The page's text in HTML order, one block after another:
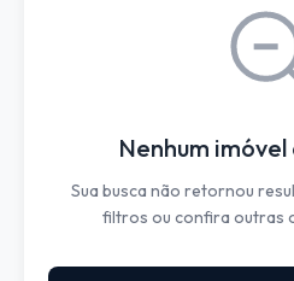
Nenhum
Sua busca não retornou
filtros ou confira outras